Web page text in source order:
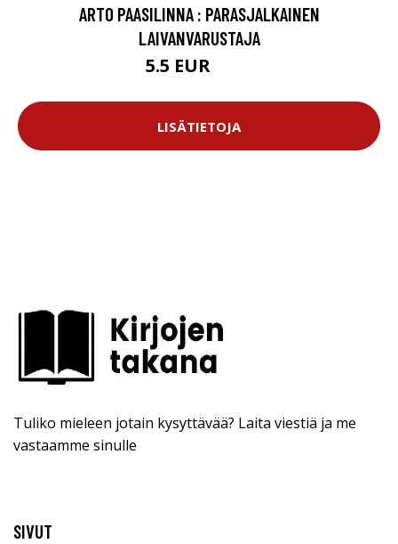
ARTO PAASILINNA : PARASJALKAINEN
LAIVANVARUSTAJA
5.5 EUR
LISÄTIETOJA
Tuliko mieleen jotain kysyttävää? Laita viestiä ja me
vastaamme sinulle
SIVUT